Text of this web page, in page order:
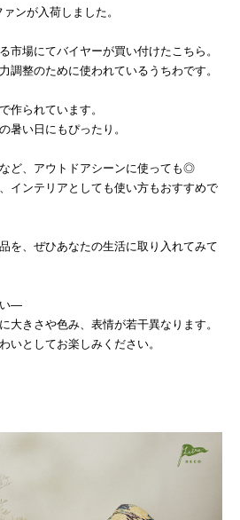
ンが入荷しました。
市場にてバイヤーが買い付けたこちら。
調整のために使われているうちわです。
作られています。
暑い日にもぴったり。
ど、アウトドアシーンに使っても◎
インテリアとしても使い方もおすすめで
を、ぜひあなたの生活に取り入れてみて
い―
大きさや色み、表情が若干異なります。
いとしてお楽しみください。